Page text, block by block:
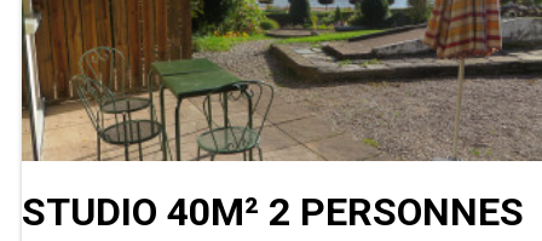
STUDIO 40M² 2 PERSONNES